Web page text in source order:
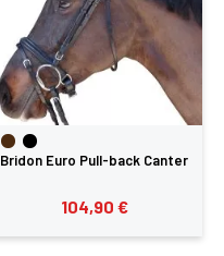
Bridon Euro Pull-back Canter
104,90 €